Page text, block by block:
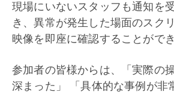
現場にいないスタッフも通知を
き、異常が発生した場面のスク
映像を即座に確認することができ
参加者の皆様からは、「実際の
深まった」 「具体的な事例が非